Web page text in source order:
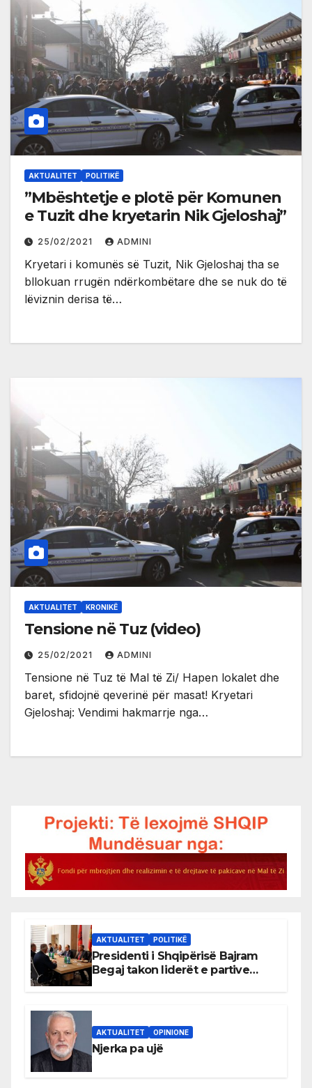
AKTUALITET POLITIKË
”Mbështetje e plotë për Komunen
e Tuzit dhe kryetarin Nik Gjeloshaj”
25/02/2021 ADMINI
Kryetari i komunës së Tuzit, Nik Gjeloshaj tha se
bllokuan rrugën ndërkombëtare dhe se nuk do të
lëviznin derisa të…
AKTUALITET KRONIKË
Tensione në Tuz (video)
25/02/2021 ADMINI
Tensione në Tuz të Mal të Zi/ Hapen lokalet dhe
baret, sfidojnë qeverinë për masat! Kryetari
Gjeloshaj: Vendimi hakmarrje nga…
AKTUALITET POLITIKË
Presidenti i Shqipërisë Bajram
Begaj takon liderët e partive
AKTUALITET OPINIONE
Njerka pa ujë